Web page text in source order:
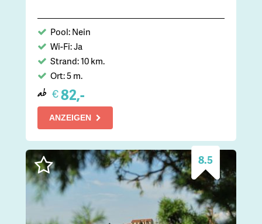
Pool: Nein
Wi-Fi: Ja
Strand: 10 km.
Ort: 5 m.
ab €82,-
ANZEIGEN
8.5